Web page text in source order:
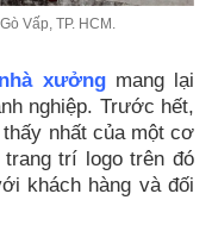
Vấp, TP. HCM.
xưởngmang lại
nghiệp. Trước hết,
nhất của một cơ
trí logo trên đó
khách hàng và đối